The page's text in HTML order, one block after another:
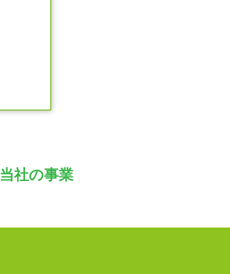
当社の事業